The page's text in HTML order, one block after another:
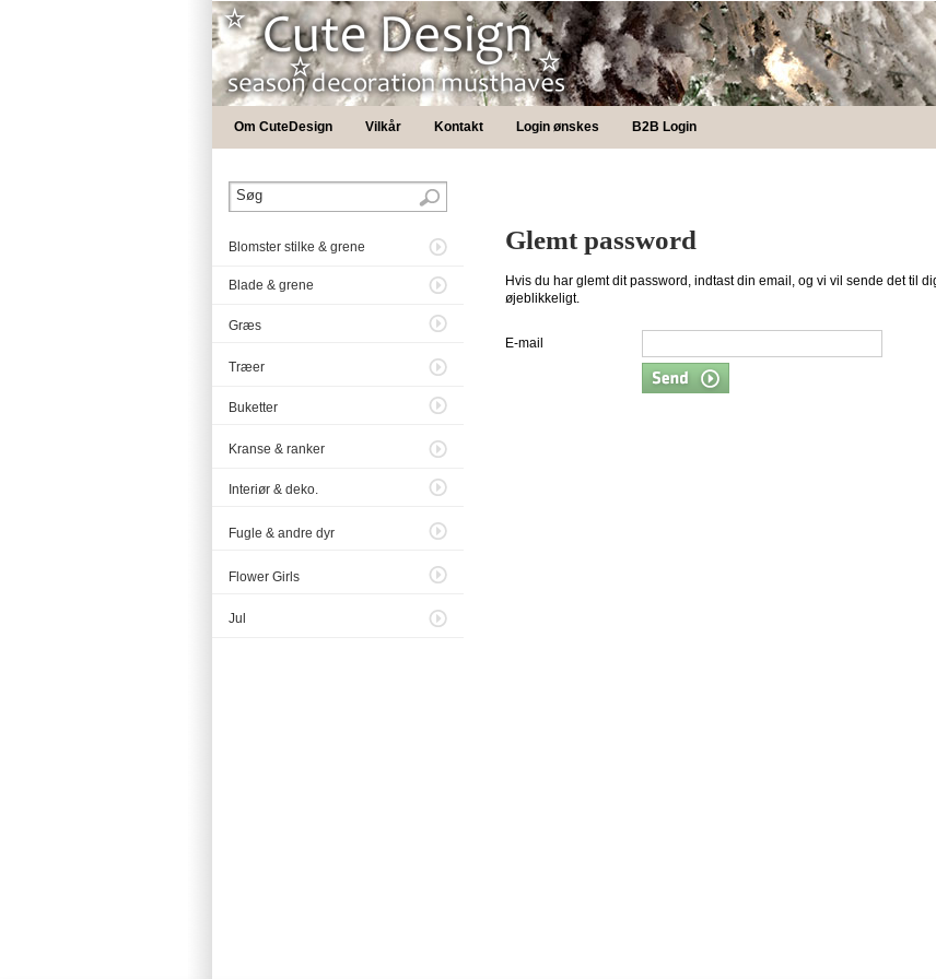
Om CuteDesign Vilkår Kontakt Login ønskes B2B Login
Blomster stilke & grene
Blade & grene
Græs
Træer
Buketter
Kranse & ranker
Interiør & deko.
Fugle & andre dyr
Flower Girls
Jul
Glemt password
Hvis du har glemt dit password, indtast din email, og vi vil sende det til
øjeblikkeligt.
E-mail